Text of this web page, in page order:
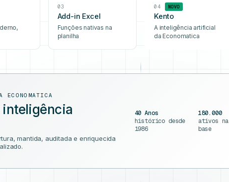
03
Add-in Excel
Funções nativas na
planilha
04 NOVO
Kento
A inteligência artificial
da Economatica
inteligência
mantida, auditada e enriquecida
40 Anos
histórico desde
1986
180.000
ativos na
base